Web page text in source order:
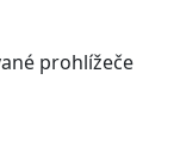
prohlížeče